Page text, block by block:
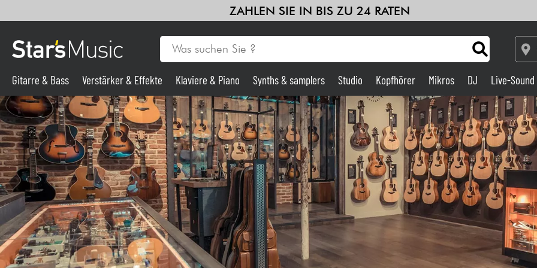
ZAHLEN SIE IN BIS ZU 24 RATEN
Gitarre & Bass Verstärker & Effekte
Synths & samplers Studio
Mikros DJ
Licht Drums
Violinen & Quartett Kinder
Gitarre & Bass Verstärker & Effekte Klaviere & Piano Synths & samplers Studio Kopfhörer Mikros DJ Live-Sound